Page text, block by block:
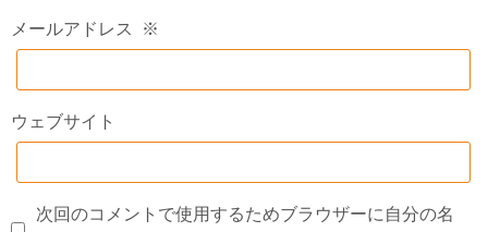
メールアドレス ※
ウェブサイト
次回のコメントで使用するためブラウザーに自分の名